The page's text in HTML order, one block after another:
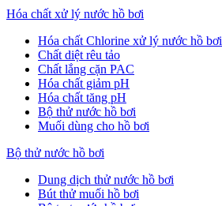
Hóa chất xử lý nước hồ bơi
Hóa chất Chlorine xử lý nước hồ bơi
Chất diệt rêu tảo
Chất lắng cặn PAC
Hóa chất giảm pH
Hóa chất tăng pH
Bộ thử nước hồ bơi
Muối dùng cho hồ bơi
Bộ thử nước hồ bơi
Dung dịch thử nước hồ bơi
Bút thử muối hồ bơi